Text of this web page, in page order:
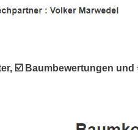
☑️ Baumbewertungen und